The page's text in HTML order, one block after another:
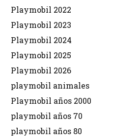
Playmobil 2022
Playmobil 2023
Playmobil 2024
Playmobil 2025
Playmobil 2026
playmobil animales
Playmobil años 2000
playmobil años 70
playmobil años 80